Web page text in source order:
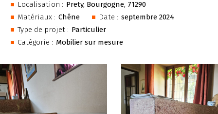
Localisation : Prety, Bourgogne, 71290
Matériaux : Chêne Date : septembre 2024
Type de projet : Particulier
Catégorie : Mobilier sur mesure